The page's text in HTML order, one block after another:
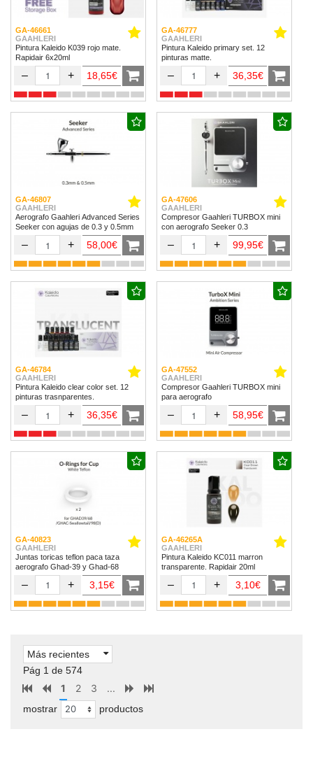
GA-46661
GAAHLERI
Pintura Kaleido K039 rojo mate.
Rapidair 6x20ml
– + 18,65€
GA-46777
GAAHLERI
Pintura Kaleido primary set. 12
pinturas matte.
– + 36,35€
GA-46807
GAAHLERI
Aerografo Gaahleri Advanced Series
Seeker con agujas de 0.3 y 0.5mm
– + 58,00€
GA-47606
GAAHLERI
Compresor Gaahleri TURBOX mini
con aerografo Seeker 0.3
– + 99,95€
GA-46784
GAAHLERI
Pintura Kaleido clear color set. 12
pinturas trasnparentes.
– + 36,35€
GA-47552
GAAHLERI
Compresor Gaahleri TURBOX mini
para aerografo
– + 58,95€
GA-40823
GAAHLERI
Juntas toricas teflon paca taza
aerografo Ghad-39 y Ghad-68
– + 3,15€
GA-46265A
GAAHLERI
Pintura Kaleido KC011 marron
transparente. Rapidair 20ml
– + 3,10€
Más recientes
Pág 1 de 574
1 2 3 ...
mostrar productos